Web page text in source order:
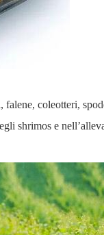
coleotteri,
shrimos e